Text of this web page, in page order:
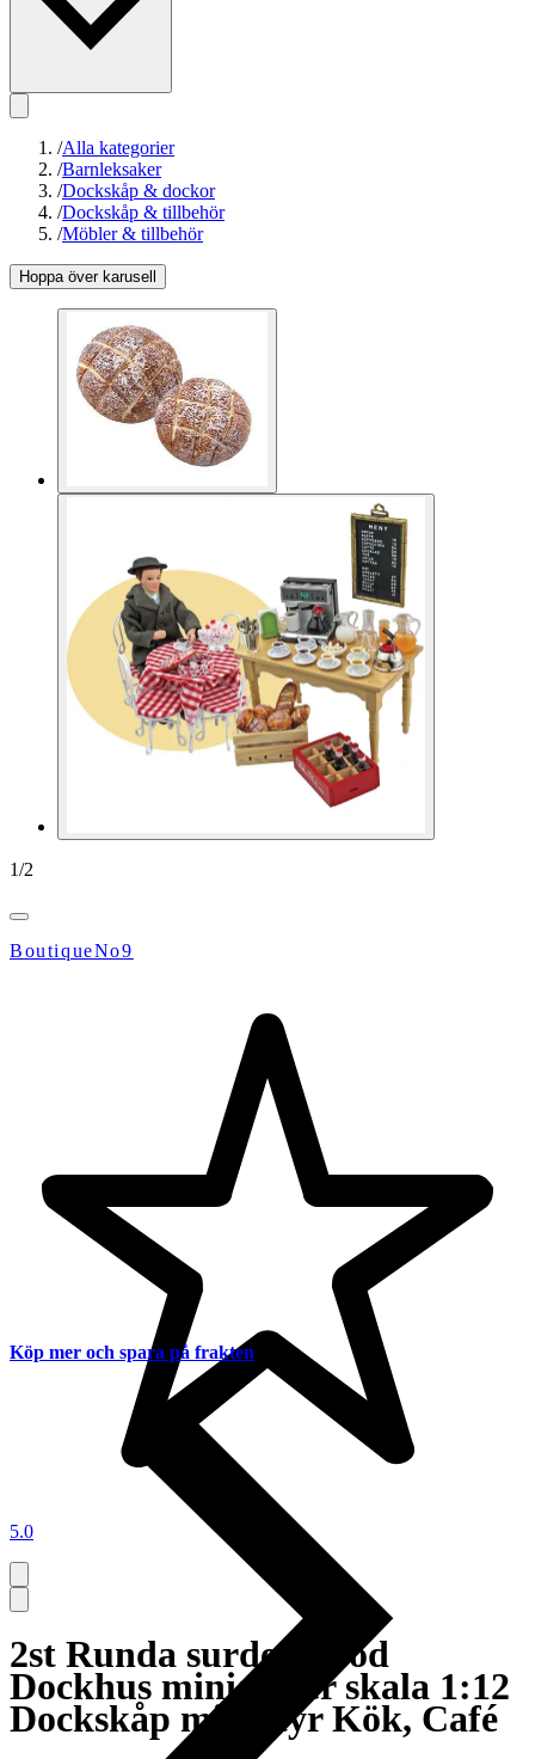
/Alla kategorier
/Barnleksaker
/Dockskåp & dockor
/Dockskåp & tillbehör
/Möbler & tillbehör
Hoppa över karusell
1/2
BoutiqueNo9
5.0
2st Runda surdegsbröd
Dockhus miniatyrer skala 1:12
Dockskåp miniatyr Kök, Café
Köp mer och spara på frakten